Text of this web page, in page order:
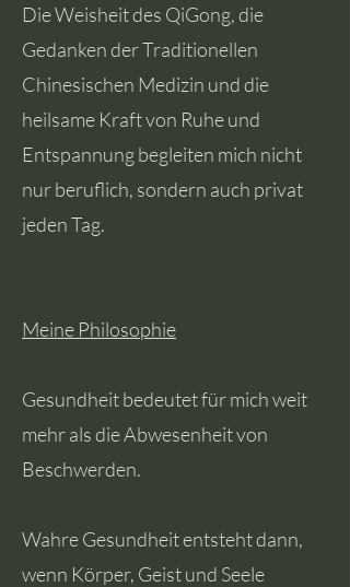
Die Weisheit des QiGong, die
Gedanken der Traditionellen
Chinesischen Medizin und die
heilsame Kraft von Ruhe und
Entspannung begleiten mich nicht
nur beruflich, sondern auch privat
jeden Tag.
Meine Philosophie
Gesundheit bedeutet für mich weit
mehr als die Abwesenheit von
Beschwerden.
Wahre Gesundheit entsteht dann,
wenn Körper, Geist und Seele